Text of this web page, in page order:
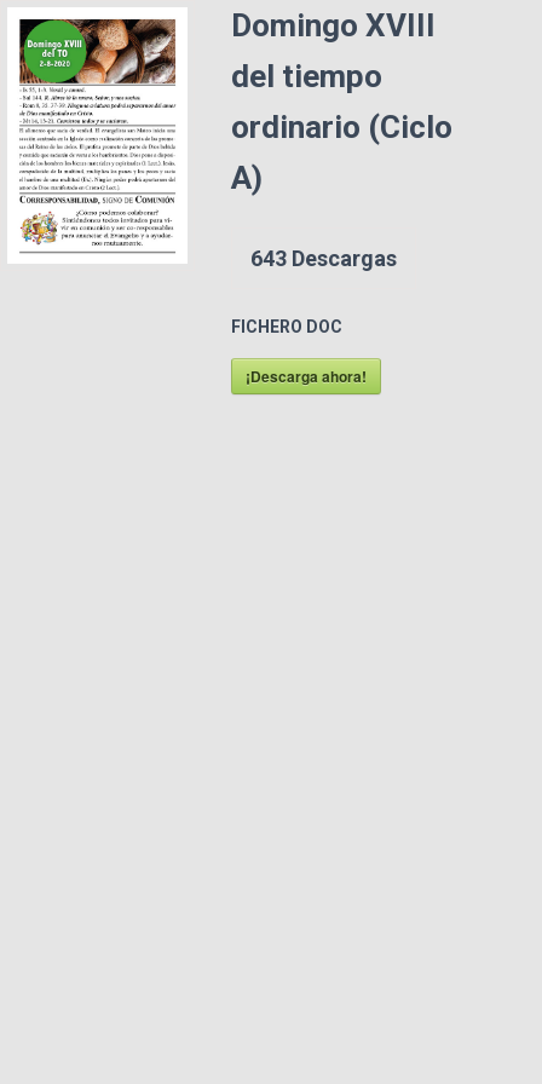
Domingo XVIII
del tiempo
ordinario (Ciclo
A)
643 Descargas
FICHERO DOC
¡Descarga ahora!